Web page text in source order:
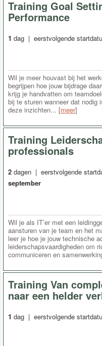
Training Goal
Performance
1 dag | eerstvolgende
Wil je meer houvast bij het
begrijpen hoe jouw bijdrage
krijg je handvatten om
bij te sturen wanneer dat
deze inzichten... [meer]
Training
professionals
2 dagen | eerstvolgende
september
Wil je als IT’er met een
aansturen van je team en het
leer je hoe je jouw technische
leiderschapsvaardigheden om
communiceren en
Training Van
naar een helder
1 dag | eerstvolgende